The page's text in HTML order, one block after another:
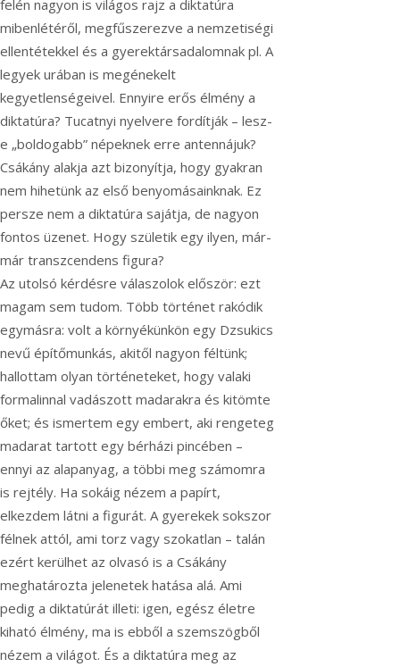
felén nagyon is világos rajz a diktatúra
mibenlétéről, megfűszerezve a nemzetiségi
ellentétekkel és a gyerektársadalomnak pl. A
legyek urában is megénekelt
kegyetlenségeivel. Ennyire erős élmény a
diktatúra? Tucatnyi nyelvere fordítják – lesz-
e „boldogabb” népeknek erre antennájuk?
Csákány alakja azt bizonyítja, hogy gyakran
nem hihetünk az első benyomásainknak. Ez
persze nem a diktatúra sajátja, de nagyon
fontos üzenet. Hogy születik egy ilyen, már-
már transzcendens figura?
Az utolsó kérdésre válaszolok először: ezt
magam sem tudom. Több történet rakódik
egymásra: volt a környékünkön egy Dzsukics
nevű építőmunkás, akitől nagyon féltünk;
hallottam olyan történeteket, hogy valaki
formalinnal vadászott madarakra és kitömte
őket; és ismertem egy embert, aki rengeteg
madarat tartott egy bérházi pincében –
ennyi az alapanyag, a többi meg számomra
is rejtély. Ha sokáig nézem a papírt,
elkezdem látni a figurát. A gyerekek sokszor
félnek attól, ami torz vagy szokatlan – talán
ezért kerülhet az olvasó is a Csákány
meghatározta jelenetek hatása alá. Ami
pedig a diktatúrát illeti: igen, egész életre
kiható élmény, ma is ebből a szemszögből
nézem a világot. És a diktatúra meg az